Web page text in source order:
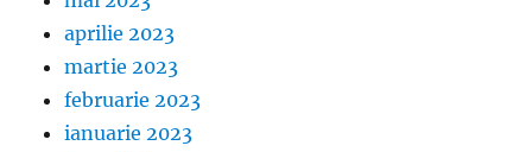
aprilie 2023
martie 2023
februarie 2023
ianuarie 2023